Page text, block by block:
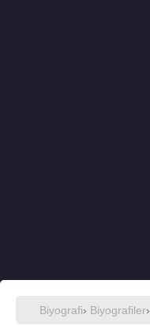
Biyografi› Biyografiler›